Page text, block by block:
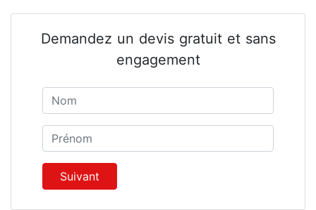
Demandez un devis gratuit et sans
engagement
Prénom
Suivant